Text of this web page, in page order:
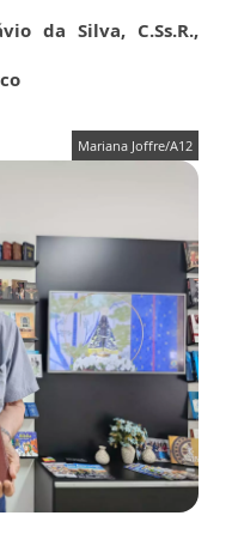
da Silva, C.Ss.R.,
Mariana Joffre/A12